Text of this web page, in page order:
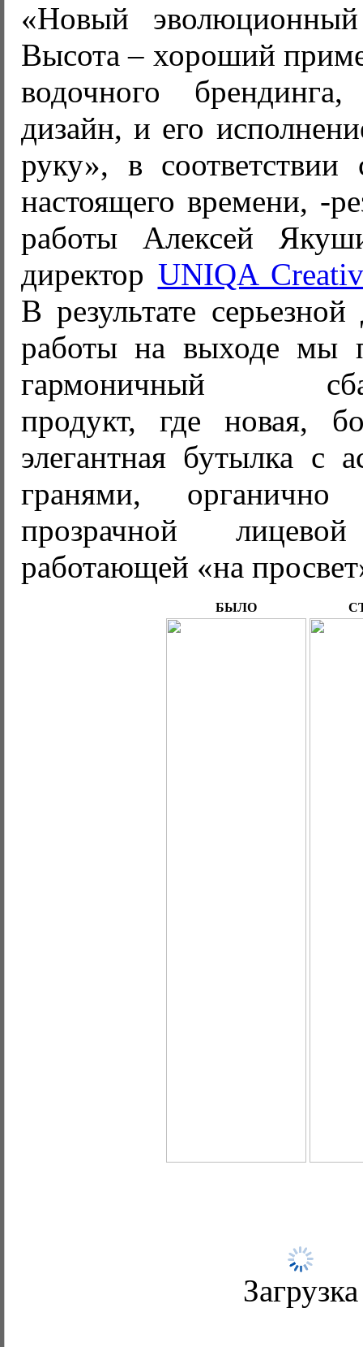
«Новый
Высота – хороший
водочного
дизайн, и его
руку», в соответствии
настоящего времени, -
работы Алексей
директор UNIQA
В результате
работы на выходе мы
гармоничный
продукт, где новая,
элегантная бутылка с
гранями, органично
прозрачной
работающей «на
БЫЛО
Загрузка